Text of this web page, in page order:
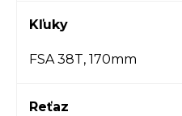
Kľuky
FSA 38T, 170mm
Reťaz